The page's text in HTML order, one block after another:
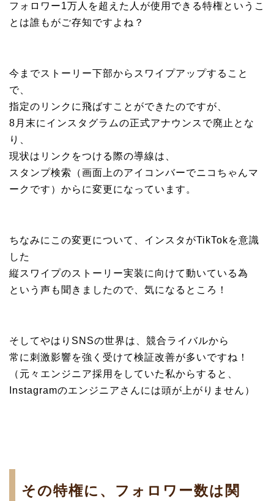
フォロワー1万人を超えた人が使用できる特権というこ
とは誰もがご存知ですよね？
今までストーリー下部からスワイプアップすること
で、
指定のリンクに飛ばすことができたのですが、
8月末にインスタグラムの正式アナウンスで廃止とな
り、
現状はリンクをつける際の導線は、
スタンプ検索（画面上のアイコンバーでニコちゃんマ
ークです）からに変更になっています。
ちなみにこの変更について、インスタがTikTokを意識
した
縦スワイプのストーリー実装に向けて動いている為
という声も聞きましたので、気になるところ！
そしてやはりSNSの世界は、競合ライバルから
常に刺激影響を強く受けて検証改善が多いですね！
（元々エンジニア採用をしていた私からすると、
Instagramのエンジニアさんには頭が上がりません）
その特権に、フォロワー数は関